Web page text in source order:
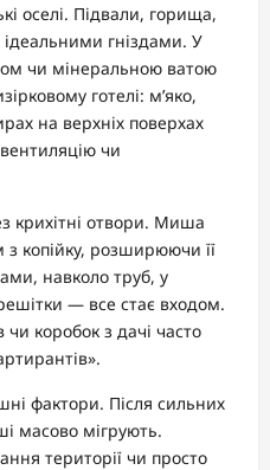
оселі. Підвали, горища,
гніздами. У
чи мінеральною ватою
готелі: м’яко,
на верхніх поверхах
чи
крихітні отвори. Миша
з копійку, розширюючи її
навколо труб, у
— все стає входом.
коробок з дачі часто
фактори. Після сильних
масово мігрують.
території чи просто